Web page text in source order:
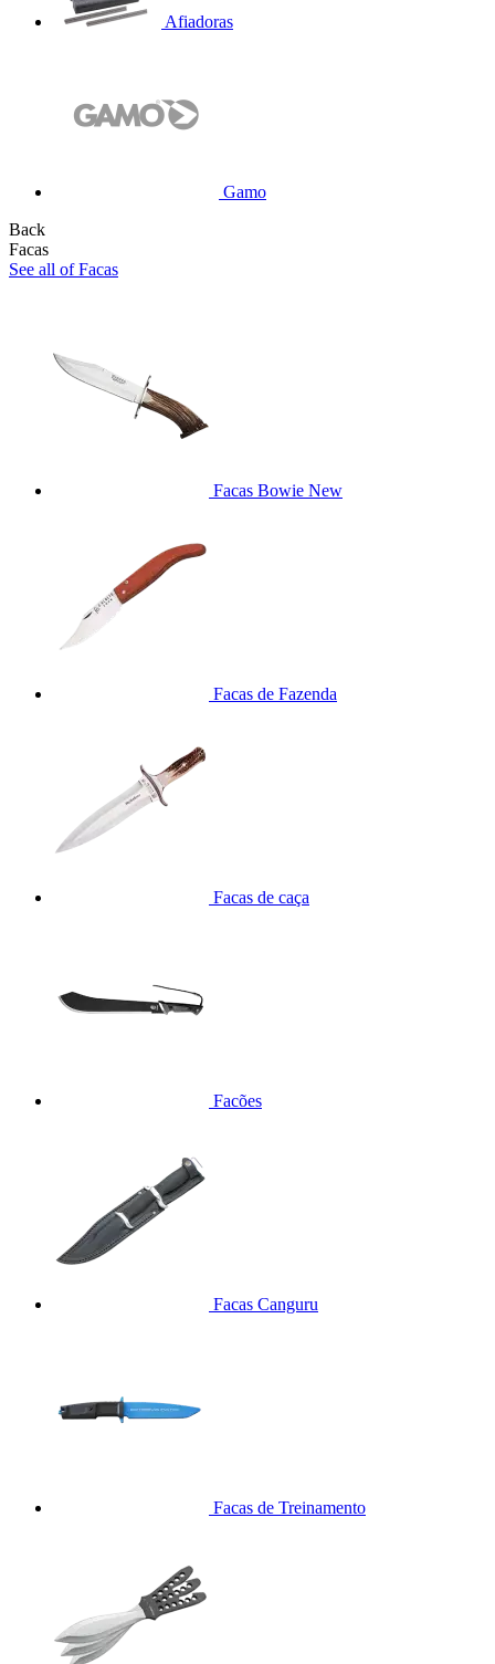
Afiadoras
Gamo
Back
Facas
See all of Facas
Facas Bowie New
Facas de Fazenda
Facas de caça
Facões
Facas Canguru
Facas de Treinamento